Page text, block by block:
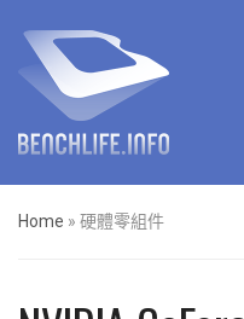
Home » 硬體零組件